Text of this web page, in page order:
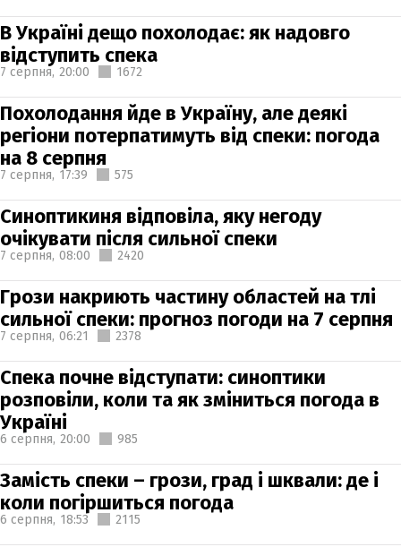
В Україні дещо похолодає: як надовго
відступить спека
7 серпня, 20:00 1672
Похолодання йде в Україну, але деякі
регіони потерпатимуть від спеки: погода
на 8 серпня
7 серпня, 17:39 575
Синоптикиня відповіла, яку негоду
очікувати після сильної спеки
7 серпня, 08:00 2420
Грози накриють частину областей на тлі
сильної спеки: прогноз погоди на 7 серпня
7 серпня, 06:21 2378
Спека почне відступати: синоптики
розповіли, коли та як зміниться погода в
Україні
6 серпня, 20:00 985
Замість спеки – грози, град і шквали: де і
коли погіршиться погода
6 серпня, 18:53 2115